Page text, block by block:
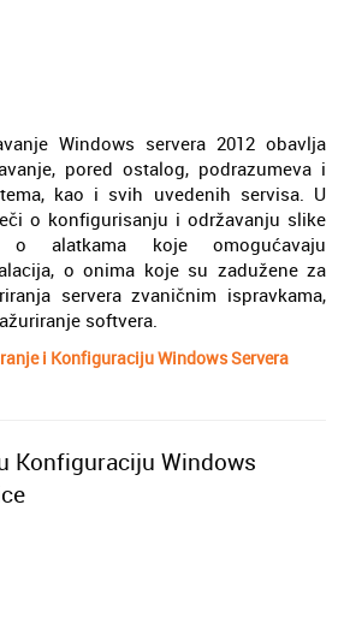
Windows servera 2012 obavlja
pored ostalog, podrazumeva i
kao i svih uvedenih servisa. U
o konfigurisanju i održavanju slike
alatkama koje omogućavaju
o onima koje su zadužene za
servera zvaničnim ispravkama,
softvera.
i Konfiguraciju Windows Servera
Konfiguraciju Windows